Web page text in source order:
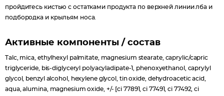
пройдитесь кистью с остатками продукта по верхней линии лба и
подбородка и крыльям носа.
Активные компоненты / состав
Talc, mica, ethylhexyl palmitate, magnesium stearate, caprylic/capric
triglyceride, bis-diglyceryl polyacyladipate-1, phenoxyethanol, caprylyl
glycol, benzyl alcohol, hexylene glycol, tin oxide, dehydroacetic acid,
aqua, alumina, magnesium oxide, +/- [ci 77891, ci 77491, ci 77492, ci